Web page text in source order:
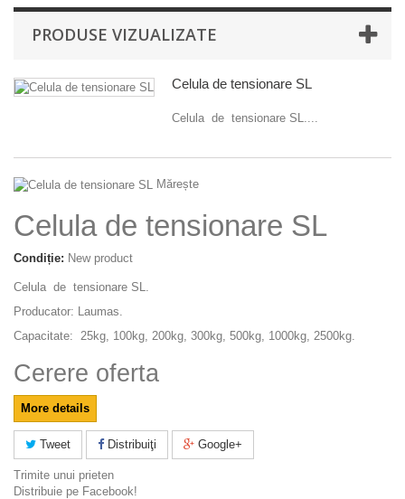
PRODUSE VIZUALIZATE
Celula de tensionare SL
Celula de tensionare SL....
Mărește
Celula de tensionare SL
Condiție: New product
Celula de tensionare SL.
Producator: Laumas.
Capacitate: 25kg, 100kg, 200kg, 300kg, 500kg, 1000kg, 2500kg.
Cerere oferta
More details
Tweet Distribuiţi Google+
Trimite unui prieten
Distribuie pe Facebook!